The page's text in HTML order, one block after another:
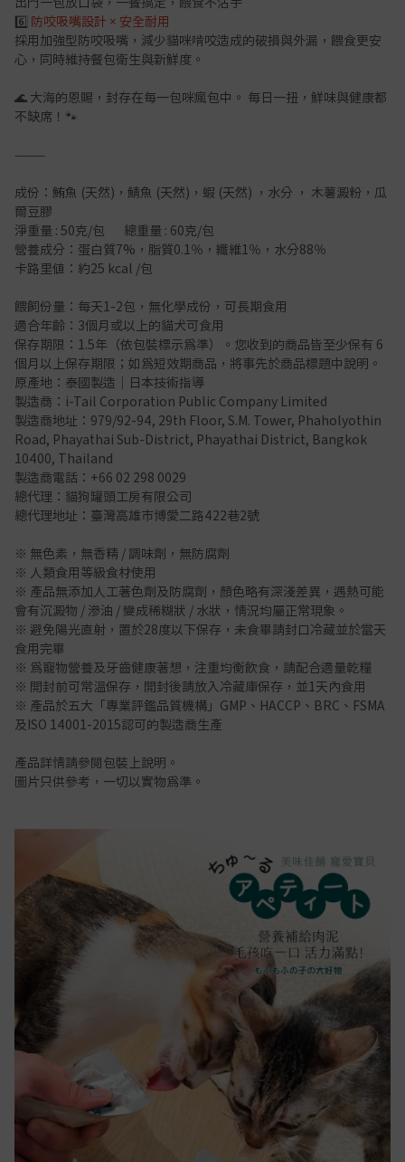
6️⃣ 防咬吸嘴設計 × 安全耐用
採用加強型防咬吸嘴，減少貓咪啃咬造成的破損與外漏，餵食更安
心，同時維持餐包衛生與新鮮度。
🌊 大海的恩賜，封存在每一包咪瘋包中。 每日一扭，鮮味與健康都
不缺席！🐾
⸻
成份：鮪魚 (天然)，鯖魚 (天然)，蝦 (天然) ，水分 ， 木薯澱粉，瓜
爾豆膠
淨重量 : 50克/包 總重量 : 60克/包
營養成分：蛋白質7%，脂質0.1％，纖維1％，水分88％
卡路里值：約25 kcal /包
餵飼份量：每天1-2包，無化學成份，可長期食用
適合年齡：3個月或以上的貓犬可食用
保存期限：1.5年（依包裝標示為準）。您收到的商品皆至少保有 6
個月以上保存期限；如為短效期商品，將事先於商品標題中說明。
原產地：泰國製造｜日本技術指導
製造商：i-Tail Corporation Public Company Limited
製造商地址：979/92-94, 29th Floor, S.M. Tower, Phaholyothin
Road, Phayathai Sub-District, Phayathai District, Bangkok
10400, Thailand
製造商電話：+66 02 298 0029
總代理：貓狗罐頭工房有限公司
總代理地址：臺灣高雄市博愛二路422巷2號
※ 無色素，無香精 / 調味劑，無防腐劑
※ 人類食用等級食材使用
※ 產品無添加人工著色劑及防腐劑，顏色略有深淺差異，遇熱可能
會有沉澱物 / 滲油 / 變成稀糊狀 / 水狀，情況均屬正常現象。
※ 避免陽光直射，置於28度以下保存，未食畢請封口冷藏並於當天
食用完畢
※ 為寵物營養及牙齒健康著想，注重均衡飲食，請配合適量乾糧
※ 開封前可常温保存，開封後請放入冷藏庫保存，並1天內食用
※ 產品於五大「專業評鑑品質機構」GMP、HACCP、BRC、FSMA
及ISO 14001-2015認可的製造商生產
產品詳情請參閱包裝上說明。
圖片只供參考，一切以實物為準。